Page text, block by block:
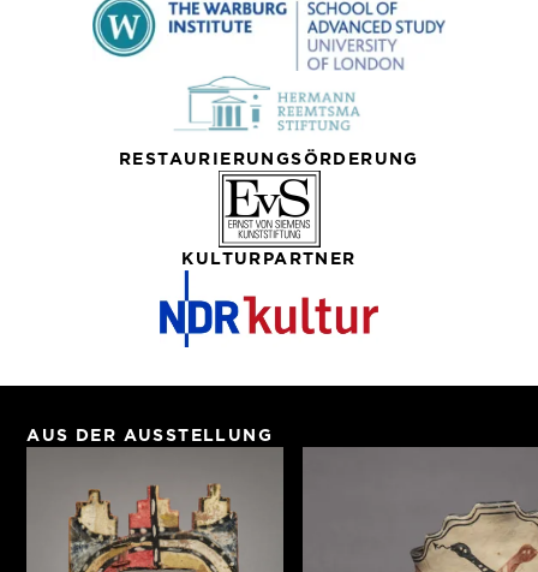
RESTAURIERUNGSÖRDERUNG
KULTURPARTNER
AUS DER AUSSTELLUNG